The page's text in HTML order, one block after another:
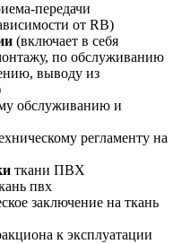
передачи
от RB)
(включает в себя
по обслуживанию
выводу из
обслуживанию и
регламенту на
ткани ПВХ
пвх
заключение на ткань
к эксплуатации